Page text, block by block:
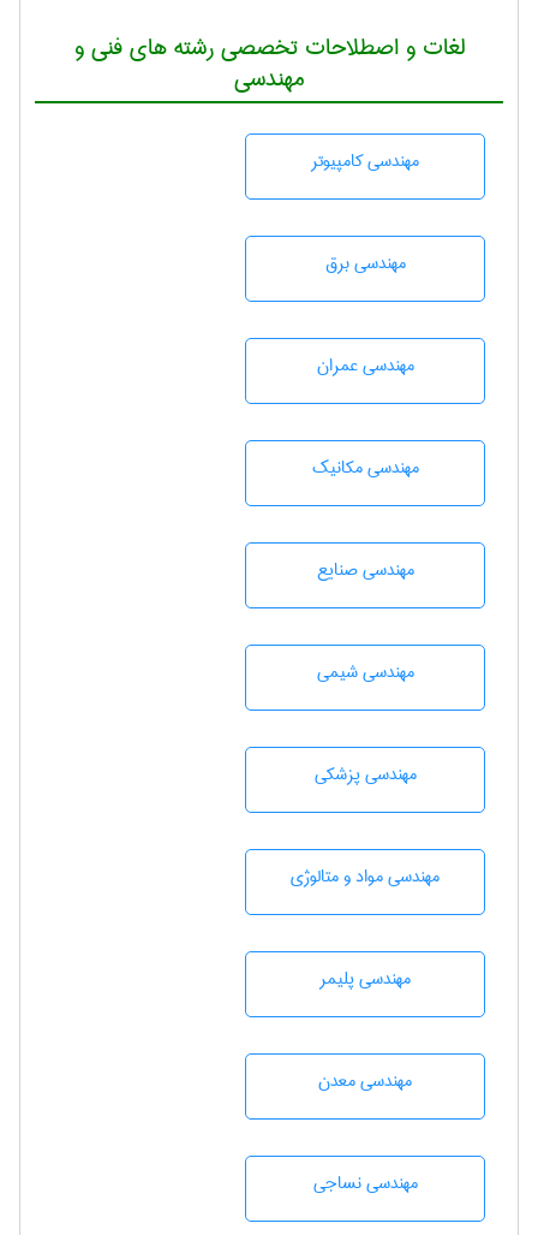
لغات و اصطلاحات تخصصی رشته های فنی و
مهندسی
مهندسی كامپيوتر
مهندسی برق
مهندسی عمران
مهندسی مکانیک
مهندسی صنايع
مهندسي شيمی
مهندسی پزشکی
مهندسی مواد و متالوژی
مهندسی پليمر
مهندسی معدن
مهندسي نساجی